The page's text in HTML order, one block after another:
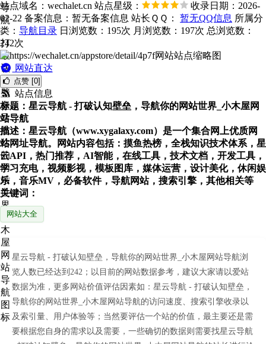
站点域名：wechalet.cn 站点星级：
收录日期：2026-
02-22 备案信息： 暂无备案信息 站长ＱＱ： 暂无QQ信息 所属分
类： 导航目录 日浏览数：195次 月浏览数：197次 总浏览数：
242次
网站直达
点赞 [0]
站点信息
标题：星云导航 - 打破认知壁垒，导航你的网站世界_小木屋网
站导航
描述：星云导航（www.xygalaxy.com）是一个集合网上优质网
站网址导航。网站内容包括：摸鱼热榜，全栈知识技术体系，星
云API，热门推荐，AI智能，在线工具，技术文档，开发工具，
学习充电，视频影视，模板图库，媒体运营，设计美化，休闲娱
乐，音乐MV，必备软件，导航网站，搜索引擎，其他相关等
关键词：
网站大全
星云导航 - 打破认知壁垒，导航你的网站世界_小木屋网站导航浏
览人数已经达到242；以目前的网站数据参考，建议大家请以爱站
数据为准，更多网站价值评估因素如：星云导航 - 打破认知壁垒，
导航你的网站世界_小木屋网站导航的访问速度、搜索引擎收录以
及索引量、用户体验等；当然要评估一个站的价值，最主要还是需
要根据您自身的需求以及需要，一些确切的数据则需要找星云导航